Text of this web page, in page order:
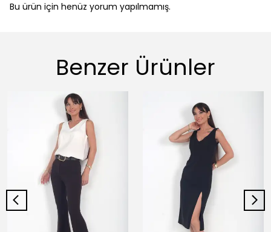
Bu ürün için henüz yorum yapılmamış.
Benzer Ürünler